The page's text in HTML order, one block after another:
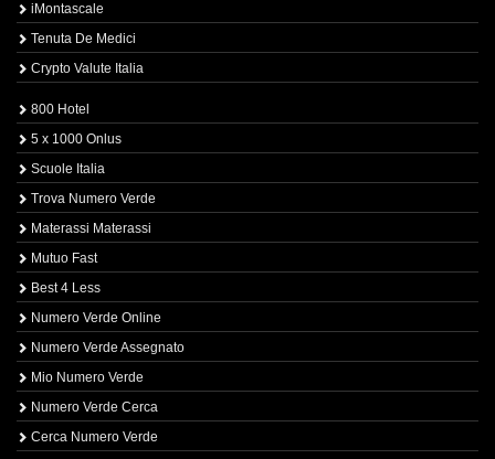
iMontascale
Tenuta De Medici
Crypto Valute Italia
800 Hotel
5 x 1000 Onlus
Scuole Italia
Trova Numero Verde
Materassi Materassi
Mutuo Fast
Best 4 Less
Numero Verde Online
Numero Verde Assegnato
Mio Numero Verde
Numero Verde Cerca
Cerca Numero Verde